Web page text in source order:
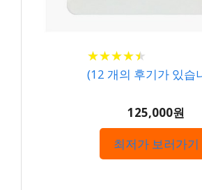
★★★★★
★★★★★
(12 개의 후기가 있습
125,000원
최저가 보러가기